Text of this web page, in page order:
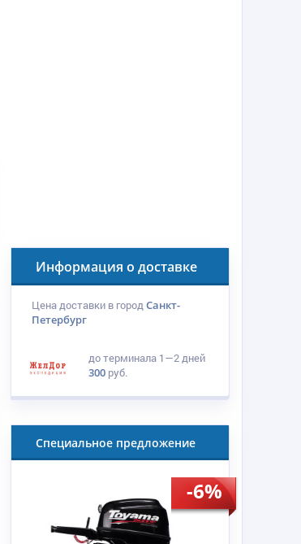
Информация о доставке
Цена доставки в городСанкт-
Петербург
до терминала 1—2 дней
300 руб.
Специальное предложение
-6%